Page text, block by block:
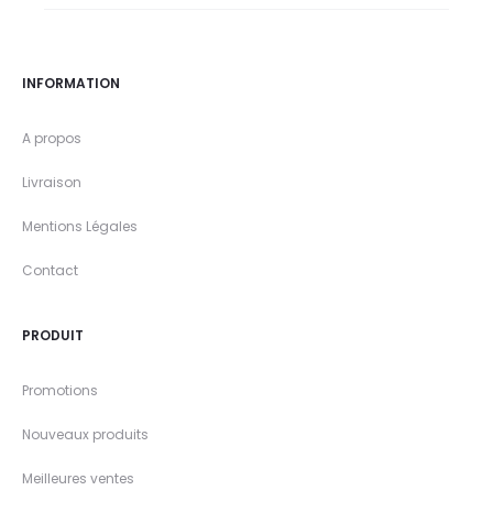
INFORMATION
A propos
Livraison
Mentions Légales
Contact
PRODUIT
Promotions
Nouveaux produits
Meilleures ventes